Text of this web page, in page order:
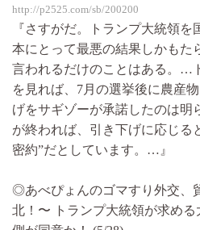
http://p2525.com/sb/200200
『さすがだ。トランプ大統領を
本にとって最悪の結果しかもた
言われるだけのことはある。…
を見れば、7月の選挙後に農産
げをサギゾーが承諾したのは明
が終われば、引き下げに応じる
密約”だとしています。…』
◎あべぴょんのゴマすり外交、
北！〜 トランプ大統領が求め